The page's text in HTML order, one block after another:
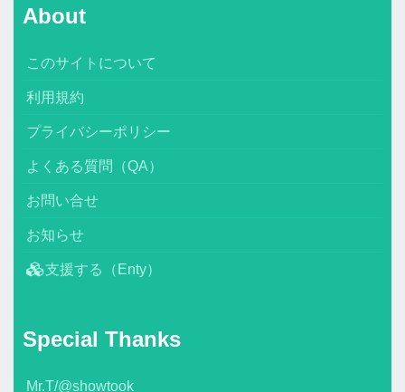
About
このサイトについて
利用規約
プライバシーポリシー
よくある質問（QA）
お問い合せ
お知らせ
支援する（Enty）
Special Thanks
Mr.T/@showtook